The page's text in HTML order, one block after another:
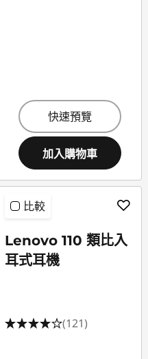
快速預覽
加入購物車
比較
Lenovo 110 類比入
耳式耳機
(121)